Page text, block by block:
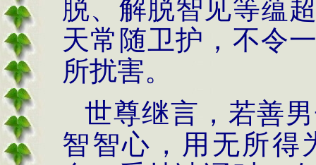
脱、解脱智见等蕴
天常随卫护，不令
所扰害。
世尊继言，若善
智智心，用无所得